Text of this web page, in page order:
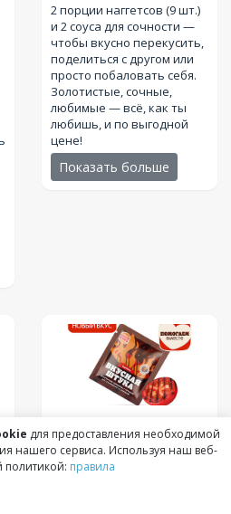
2 порции наггетсов (9 шт.)
и 2 соуса для сочности —
чтобы вкусно перекусить,
поделиться с другом или
просто побаловать себя.
Золотистые, сочные,
любимые — всё, как ты
любишь, и по выгодной
цене!
Показать больше
Приправа Вкусная
Штука Барбекю(5
грамм (г))
для предоставления необходимой
нашего сервиса. Используя наш веб-
политикой: правила